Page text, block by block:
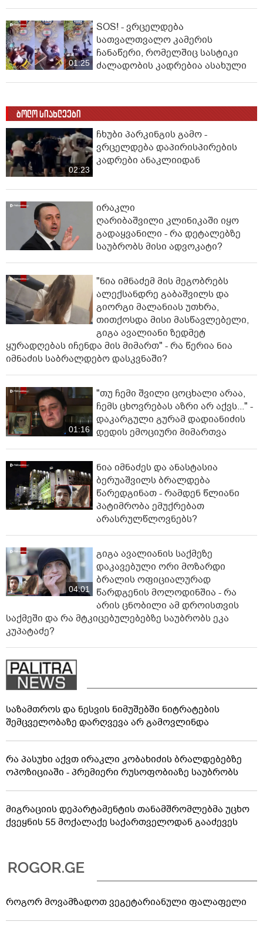
01:25
SOS! - ვრცელდება
სათვალთვალო კამერის
ჩანაწერი, რომელშიც სასტიკი
ძალადობის კადრებია ასახული
ბოლო სიახლეები
02:23
ჩხუბი პარკინგის გამო -
ვრცელდება დაპირისპირების
კადრები ანაკლიიდან
ირაკლი
ღარიბაშვილი კლინიკაში იყო
გადაყვანილი - რა დეტალებზე
საუბრობს მისი ადვოკატი?
"ნია იმნაძემ მის მეგობრებს
ალექსანდრე გაბაშვილს და
გიორგი მალანიას უთხრა,
თითქოსდა მისი მასწავლებელი,
გიგა ავალიანი ზედმეტ
ყურადღებას იჩენდა მის მიმართ" - რა წერია ნია
იმნაძის საბრალდებო დასკვნაში?
01:16
"თუ ჩემი შვილი ცოცხალი არაა,
ჩემს ცხოვრებას აზრი არ აქვს..." -
დაკარგული გურამ დადიანიძის
დედის ემოციური მიმართვა
ნია იმნაძეს და ანასტასია
ბერუაშვილს ბრალდება
წარედგინათ - რამდენ წლიანი
პატიმრობა ემუქრებათ
არასრულწლოვნებს?
04:01
გიგა ავალიანის საქმეზე
დაკავებული ორი მოზარდი
ბრალის ოფიციალურად
წარდგენის მოლოდინშია - რა
არის ცნობილი ამ დროისთვის
საქმეში და რა მტკიცებულებებზე საუბრობს ეკა
კუპატაძე?
საზამთროს და ნესვის ნიმუშებში ნიტრატების
შემცველობაზე დარღვევა არ გამოვლინდა
რა პასუხი აქვთ ირაკლი კობახიძის ბრალდებებზე
ოპოზიციაში - პრემიერი რუსოფობიაზე საუბრობს
მიგრაციის დეპარტამენტის თანამშრომლებმა უცხო
ქვეყნის 55 მოქალაქე საქართველოდან გააძევეს
როგორ მოვამზადოთ ვეგეტარიანული ფალაფელი